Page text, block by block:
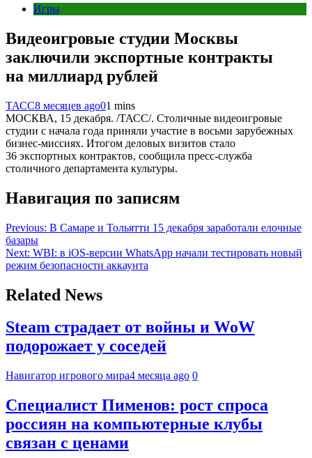
Игры
Видеоигровые студии Москвы
заключили экспортные контракты
на миллиард рублей
ТАСС8 месяцев ago01 mins
МОСКВА, 15 декабря. /ТАСС/. Столичные видеоигровые
студии с начала года приняли участие в восьми зарубежных
бизнес-миссиях. Итогом деловых визитов стало
36 экспортных контрактов, сообщила пресс-служба
столичного департамента культуры.
Навигация по записям
Previous: В Самаре и Тольятти 15 декабря заработали елочные
базары
Next: WBI: в iOS-версии WhatsApp начали тестировать новый
режим безопасности аккаунта
Related News
Steam страдает от войны и WoW
подорожает у соседей
Навигатор игрового мира4 месяца ago 0
Специалист Пименов: рост спроса
россиян на компьютерные клубы
связан с ценами